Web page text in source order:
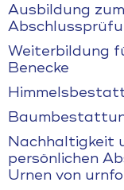
Ausbildung
Weiterbildung
Benecke
Nachhaltigkeit
persönlichen
Urnen von